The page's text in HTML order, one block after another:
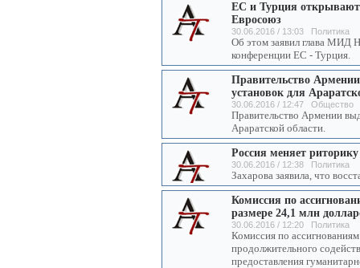
ЕС и Турция открывают
Евросоюз
30.06.2016 / 13:03 Политика
Об этом заявил глава МИД
конференции ЕС - Турция.
Правительство
установок для
30.06.2016 / 12:47 Общество
Правительство Армении
Араратской области.
Россия меняет
30.06.2016 / 12:38 Политика
Захарова заявила, что
Комиссия по
размере 24,1 млн
30.06.2016 / 12:20 Политика
Комиссия по
продолжительного
предоставления